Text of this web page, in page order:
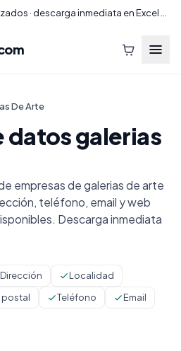
De Arte
datos galerias
empresas de galerias de arte
teléfono, email y web
Descarga inmediata
Dirección
Localidad
Teléfono
Email